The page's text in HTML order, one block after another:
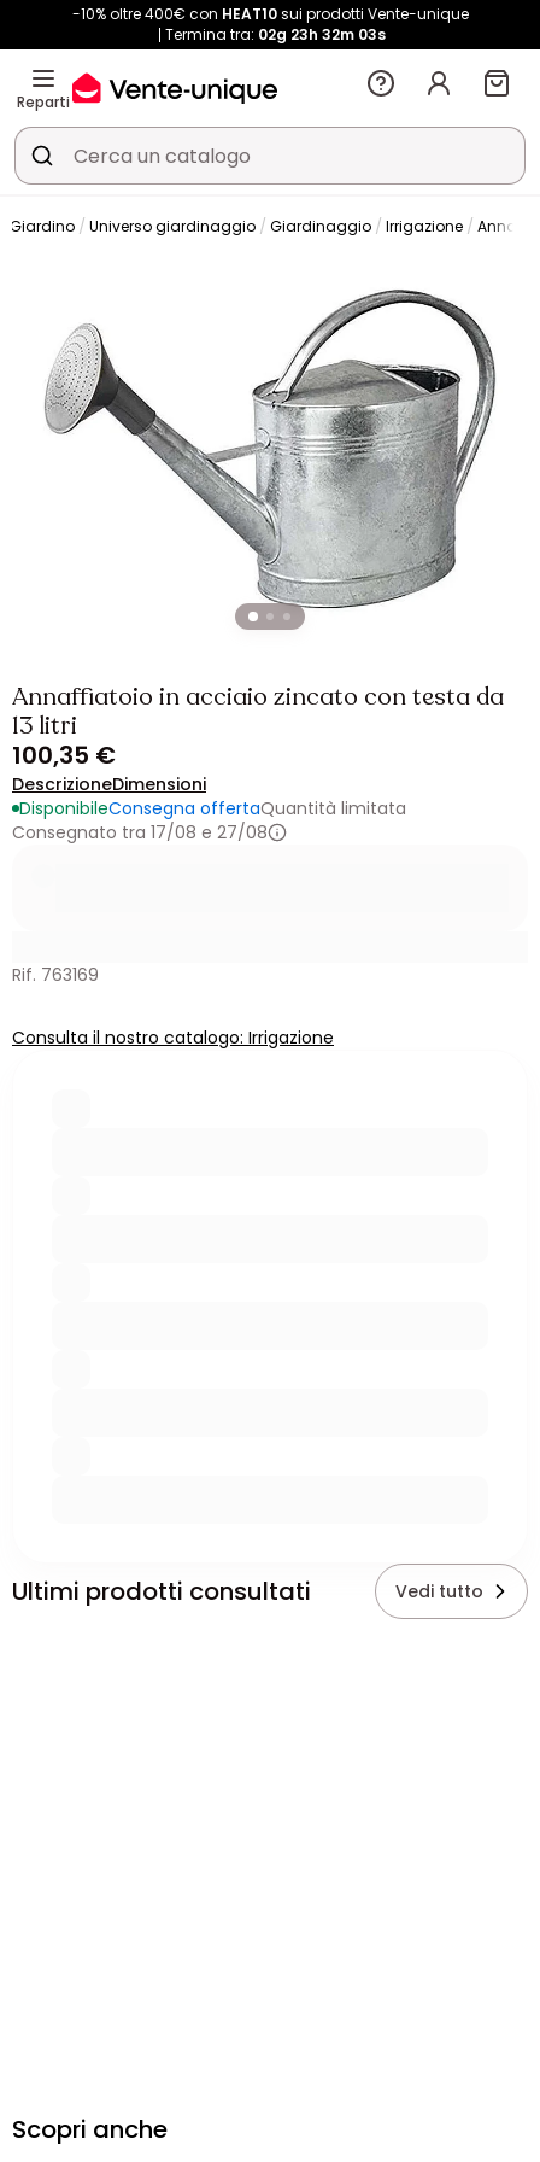
-10% oltre 400€ con HEAT10sui prodotti Vente-unique
Termina tra: 02g 23h 32m 03s
Reparti
Giardino Universo giardinaggio Giardinaggio Irrigazione
Annaffiatoio in acciaio zincato con testa da
13 litri
100,35 €
DescrizioneDimensioni
DisponibileConsegna offertaQuantità limitata
Consegnato tra 17/08 e 27/08
Rif. 763169
Consulta il nostro catalogo: Irrigazione
Ultimi prodotti consultati Vedi tutto
Scopri anche